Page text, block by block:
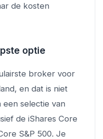
de kosten
optie
broker voor
en dat is niet
selectie van
de iShares Core
S&P 500. Je